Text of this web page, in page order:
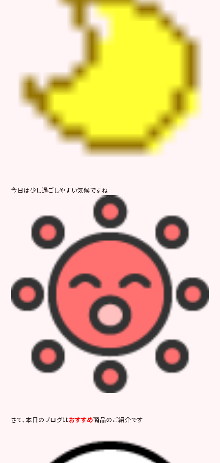
今日は少し過ごしやすい気候ですね
さて、本日のブログはおすすめ商品のご紹介です